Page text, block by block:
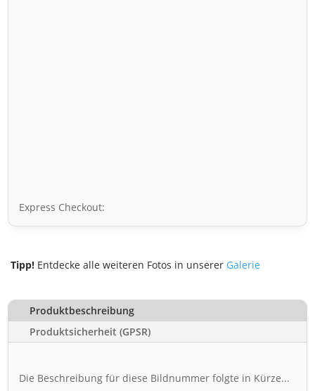
Express Checkout:
Tipp! Entdecke alle weiteren Fotos in unserer Galerie
Produktbeschreibung
Produktsicherheit (GPSR)
Die Beschreibung für diese Bildnummer folgte in Kürze...